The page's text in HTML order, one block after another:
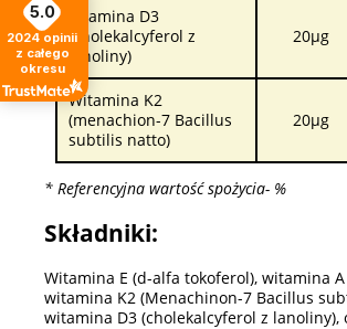
Wtamina D3
(cholekalcyferol z
lanoliny)
20µg
Witamina K2
(menachion-7 Bacillus
subtilis natto)
20µg
* Referencyjna wartość spożycia- %
Składniki:
Witamina E (d-alfa tokoferol), witamina
witamina K2 (Menachinon-7 Bacillus
witamina D3 (cholekalcyferol z lanoliny),
5.0
2024 opinii
z całego
okresu